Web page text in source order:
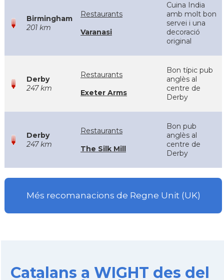
Birmingham
201 km
Restaurants
Varanasi
Cuina India
amb molt bon
servei i una
decoració
original
Derby
247 km
Restaurants
Exeter Arms
Bon típic pub
anglès al
centre de
Derby
Derby
247 km
Restaurants
The Silk Mill
Bon pub
anglès al
centre de
Derby
Més recomanacions de Regne Unit (UK)
Catalans a WIGHT des del